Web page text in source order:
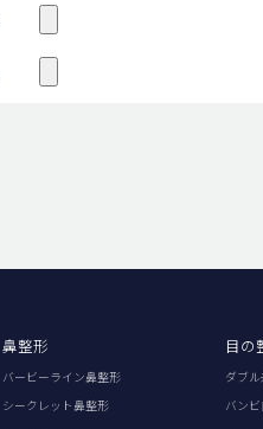
鼻整形
バービーライン鼻整形
シークレット鼻整形
目の
ダブ
バン